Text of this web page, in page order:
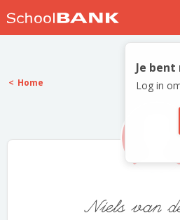
Nostalgische
Log in
Meld je gratis
Je
Log in
Home
Niels van